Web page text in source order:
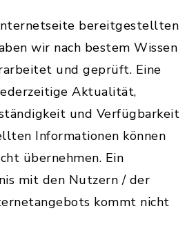
bereitgestellten
wir nach bestem Wissen
und geprüft. Eine
Aktualität,
und Verfügbarkeit
Informationen können
übernehmen. Ein
mit den Nutzern / der
kommt nicht